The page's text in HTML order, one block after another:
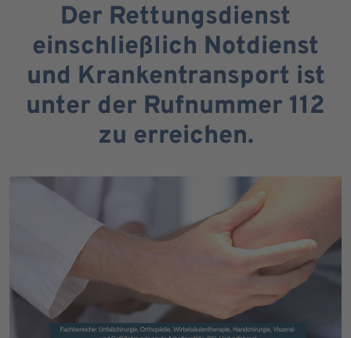
Der Rettungsdienst
einschließlich Notdienst
und Krankentransport ist
unter der Rufnummer 112
zu erreichen.